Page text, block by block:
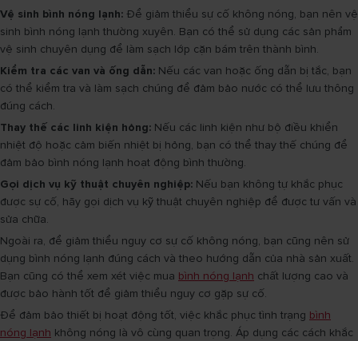
Vệ sinh bình nóng lạnh: Để giảm thiểu sự cố không nóng, bạn nên vệ
sinh bình nóng lạnh thường xuyên. Bạn có thể sử dụng các sản phẩm
vệ sinh chuyên dụng để làm sạch lớp cặn bám trên thành bình.
Kiểm tra các van và ống dẫn: Nếu các van hoặc ống dẫn bị tắc, bạn
có thể kiểm tra và làm sạch chúng để đảm bảo nước có thể lưu thông
đúng cách.
Thay thế các linh kiện hỏng: Nếu các linh kiện như bộ điều khiển
nhiệt độ hoặc cảm biến nhiệt bị hỏng, bạn có thể thay thế chúng để
đảm bảo bình nóng lạnh hoạt động bình thường.
Gọi dịch vụ kỹ thuật chuyên nghiệp: Nếu bạn không tự khắc phục
được sự cố, hãy gọi dịch vụ kỹ thuật chuyên nghiệp để được tư vấn và
sửa chữa.
Ngoài ra, để giảm thiểu nguy cơ sự cố không nóng, bạn cũng nên sử
dụng bình nóng lạnh đúng cách và theo hướng dẫn của nhà sản xuất.
Bạn cũng có thể xem xét việc mua bình nóng lạnh chất lượng cao và
được bảo hành tốt để giảm thiểu nguy cơ gặp sự cố.
Để đảm bảo thiết bị hoạt động tốt, việc khắc phục tình trạng bình
nóng lạnh không nóng là vô cùng quan trọng. Áp dụng các cách khắc